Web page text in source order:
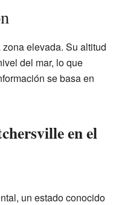
elevada. Su altitud
del mar, lo que
se basa en
en el
un estado conocido